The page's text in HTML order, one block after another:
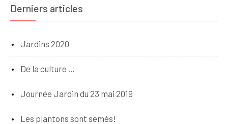
Derniers articles
Jardins 2020
De la culture …
Journée Jardin du 23 mai 2019
Les plantons sont semés!